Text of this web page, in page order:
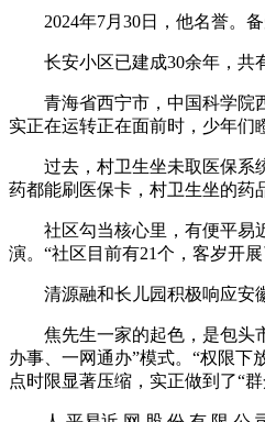
2024年7月30日，他名誉。备
长安小区已建成30余年，共有
青海省西宁市，中国科学院西
实正在运转正在面前时，少年们
过去，村卫生坐未取医保系统
药都能刷医保卡，村卫生坐的药
社区勾当核心里，有便平易近
演。“社区目前有21个，客岁开
清源融和长儿园积极响应安徽
焦先生一家的起色，是包头市
办事、一网通办”模式。“权限
点时限显著压缩，实正做到了“